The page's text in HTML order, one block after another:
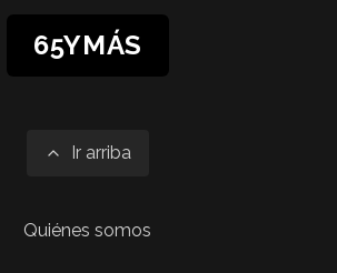
65YMÁS
Ir arriba
Quiénes somos